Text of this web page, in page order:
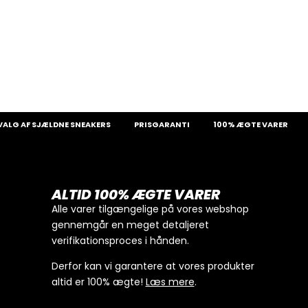
SJÆLDNE SNEAKERS PRISGARANTI 100% ÆGTE VARER
ALTID 100% ÆGTE VARER
Alle varer tilgængelige på vores webshop
gennemgår en meget detaljeret
verifikationsproces i hånden.
Derfor kan vi garantere at vores produkter
altid er 100% ægte! Læs mere.